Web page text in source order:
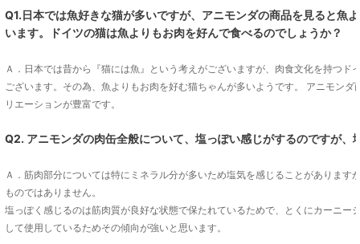
Q1.日本では魚好きな猫が多いですが、アニモンダの商品を見ると魚
います。ドイツの猫は魚よりもお肉を好んで食べるのでしょうか？
Ａ．日本では昔から『猫には魚』という考えがございますが、肉食文化を持つド
ございます。その為、魚よりもお肉を好む猫ちゃんが多いようです。 アニモン
リエーションが豊富です。
Q2. アニモンダの肉缶全般について、塩っぽい感じがするのですが、
Ａ．筋肉部分については特にミネラル分が多いため塩気を感じることがあります
ものではありません。
塩っぽく感じるのは筋肉質が良好な状態で保たれているためで、とくにカーニー
して使用しているためその傾向が強いと思います。